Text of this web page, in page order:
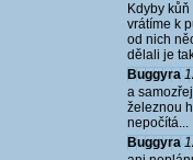
Kdyby
vrátíme k
od nich
dělali je
Buggyra
a
železnou
nepočítá...
Buggyra